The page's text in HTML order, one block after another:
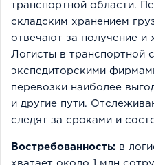
транспортной области.
складским хранением
отвечают за получение и
Логисты в транспортной
экспедиторскими
перевозки наиболее
и другие пути.
следят за сроками и
Востребованность: в